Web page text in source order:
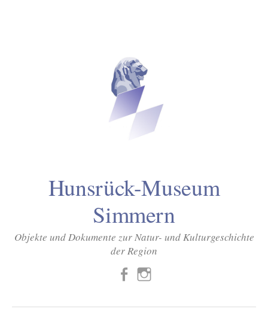
Hunsrück-Museum
Simmern
Objekte und Dokumente zur Natur- und Kulturgeschichte
der Region
FB